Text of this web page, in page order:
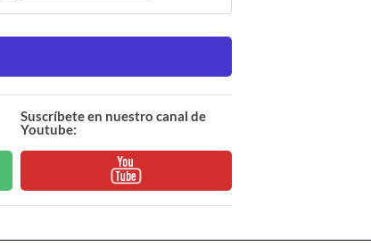
Suscríbete en nuestro canal de
Youtube: